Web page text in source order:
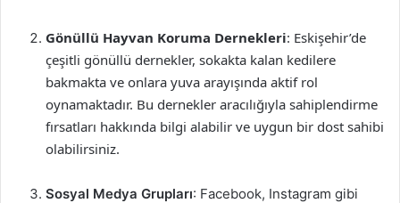
Gönüllü Hayvan Koruma Dernekleri: Eskişehir’de
çeşitli gönüllü dernekler, sokakta kalan kedilere
bakmakta ve onlara yuva arayışında aktif rol
oynamaktadır. Bu dernekler aracılığıyla sahiplendirme
fırsatları hakkında bilgi alabilir ve uygun bir dost sahibi
olabilirsiniz.
Sosyal Medya Grupları: Facebook, Instagram gibi